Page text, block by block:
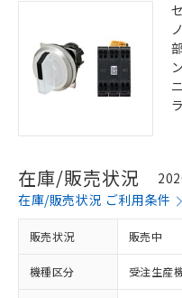
在庫/販売状況
在庫/販売状況 ご利用条件
販売状況 販売中
機種区分 受注生産